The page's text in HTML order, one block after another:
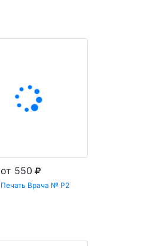
от 550
Печать Врача № Р2